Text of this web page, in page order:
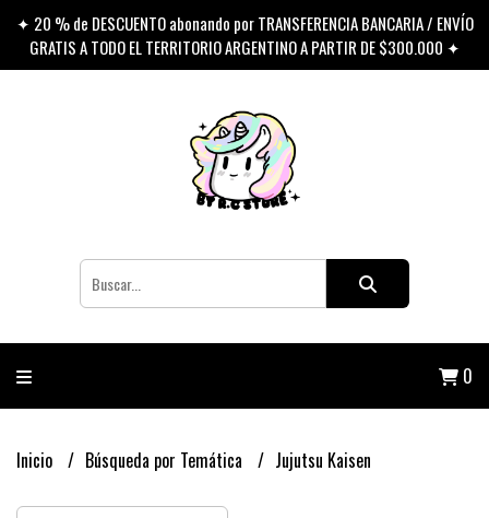
✦ 20 % de DESCUENTO abonando por TRANSFERENCIA BANCARIA / ENVÍO
GRATIS A TODO EL TERRITORIO ARGENTINO A PARTIR DE $300.000 ✦
0
Inicio Búsqueda por Temática Jujutsu Kaisen